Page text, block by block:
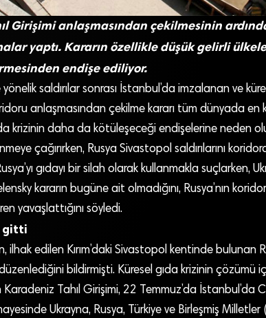
Girişimi anlaşmasından çekilmesinin
yaptı. Kararın özellikle düşük gelirli
endişe ediliyor.
yönelik saldırılar sonrası İstanbul’da imzalanan ve
anlaşmasından çekilme kararı tüm dünyada en
krizinin daha da kötüleşeceği endişelerine neden
çağırırken, Rusya Sivastopol saldırılarını
gıdayı bir silah olarak kullanmakla suçlarken,
kararın bugüne ait olmadığını, Rusya’nın
yavaşlattığını söyledi.
gitti
ilhak edilen Kırım’daki Sivastopol kentinde bulunan
bildirmişti. Küresel gıda krizinin çözümü
Tahıl Girişimi, 22 Temmuz’da İstanbul’da
Ukrayna, Rusya, Türkiye ve Birleşmiş Milletler